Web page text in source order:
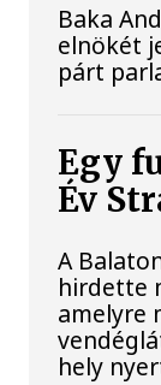
Baka
elnökét
párt
Egy
Év
A
hirdette
amelyre
hely